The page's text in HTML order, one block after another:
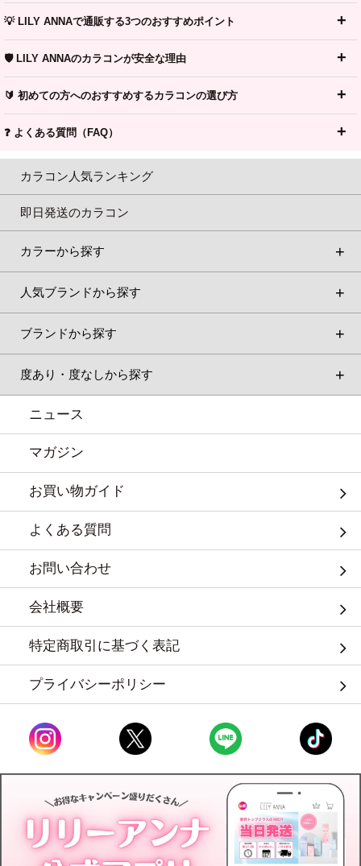
💡 LILY ANNAで通販する3つのおすすめポイント
🛡️ LILY ANNAのカラコンが安全な理由
🔰 初めての方へのおすすめするカラコンの選び方
❓ よくある質問（FAQ）
カラコン人気ランキング
即日発送のカラコン
カラーから探す
人気ブランドから探す
ブランドから探す
度あり・度なしから探す
ニュース
マガジン
お買い物ガイド
よくある質問
お問い合わせ
会社概要
特定商取引に基づく表記
プライバシーポリシー